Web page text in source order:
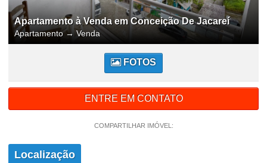
Apartamento à Venda em Conceição De Jacareí
Apartamento→Venda
FOTOS
ENTRE EM CONTATO
COMPARTILHAR IMÓVEL:
Localização